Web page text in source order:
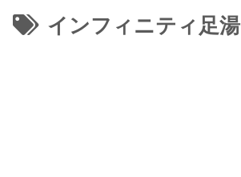
インフィニティ足湯